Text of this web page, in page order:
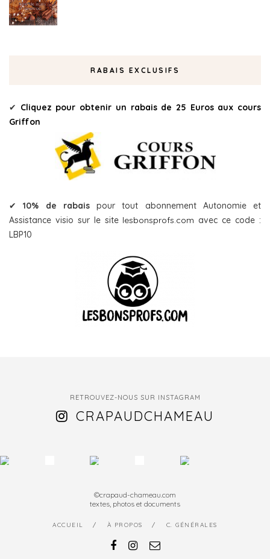
RABAIS EXCLUSIFS
✔ Cliquez pour obtenir un rabais de 25 Euros aux cours
Griffon
✔10% de rabaispour tout abonnement Autonomie et
Assistance visio sur le site lesbonsprofs.com avec ce code :
LBP10
RETROUVEZ-NOUS SUR INSTAGRAM
CRAPAUDCHAMEAU
©crapaud-chameau.com
textes, photos et documents
ACCUEIL À PROPOS C. GÉNÉRALES